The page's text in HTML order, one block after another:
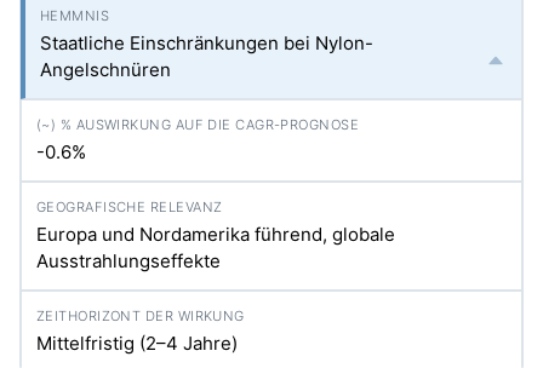
Staatliche Einschränkungen bei Nylon-
Angelschnüren
-0.6%
Europa und Nordamerika führend, globale
Ausstrahlungseffekte
Mittelfristig (2–4 Jahre)